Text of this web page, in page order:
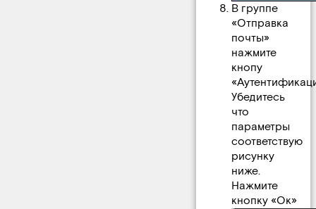
В группе
«Отправка
почты»
нажмите
кнопу
Убедитесь
что
параметры
соответствую
рисунку
ниже.
Нажмите
кнопку «Ок»